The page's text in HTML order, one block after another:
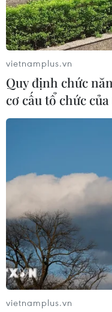
Biến thể
02/01/2022 11:57
Theo Bộ Y tế Israel,
4.197 ca mắc mới,
Số ca nặng cũng tăng
lây nhiễm R tăng từ
vietnamplus.vn
Quy định chức
cơ cấu tổ chức của
vietnamplus.vn